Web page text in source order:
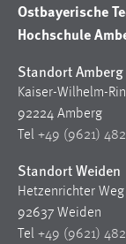
Ostbayerische
Hochschule
Standort Amberg
Kaiser-Wilhelm-
92224 Amberg
Tel +49 (9621)
Standort Weiden
Hetzenrichter Weg
92637 Weiden
Tel +49 (9621)
Name:
Anbieter:
Google
Zweck:
Cookie